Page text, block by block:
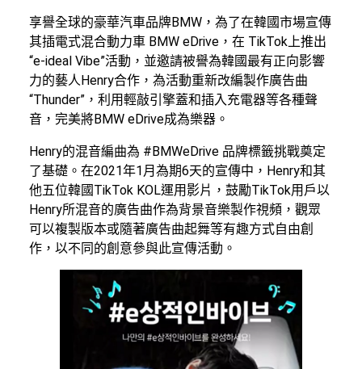
享譽全球的豪華汽車品牌BMW，為了在韓國市場宣傳
其插電式混合動力車 BMW eDrive，在 TikTok上推出
“e-ideal Vibe”活動，並邀請被譽為韓國最有正向影響
力的藝人Henry合作，為活動重新改編製作廣告曲
“Thunder”，利用輕敲引擎蓋和插入充電器等各種聲
音，完美將BMW eDrive成為樂器。
Henry的混音編曲為 #BMWeDrive 品牌標籤挑戰奠定
了基礎。在2021年1月為期6天的宣傳中，Henry和其
他五位韓國TikTok KOL運用影片，鼓勵TikTok用戶以
Henry所混音的廣告曲作為背景音樂製作視頻，觀眾
可以複製版本或隨著廣告曲起舞等有趣方式自由創
作，以不同的創意參與此宣傳活動。